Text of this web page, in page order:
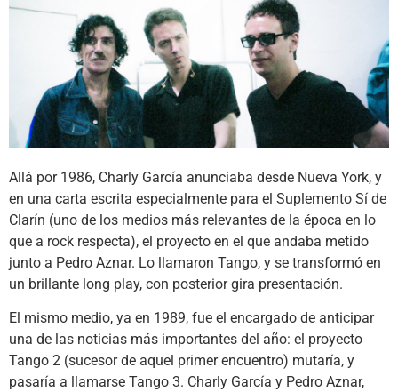
Allá por 1986, Charly García anunciaba desde Nueva York, y
en una carta escrita especialmente para el Suplemento Sí de
Clarín (uno de los medios más relevantes de la época en lo
que a rock respecta), el proyecto en el que andaba metido
junto a Pedro Aznar. Lo llamaron Tango, y se transformó en
un brillante long play, con posterior gira presentación.
El mismo medio, ya en 1989, fue el encargado de anticipar
una de las noticias más importantes del año: el proyecto
Tango 2 (sucesor de aquel primer encuentro) mutaría, y
pasaría a llamarse Tango 3. Charly García y Pedro Aznar,